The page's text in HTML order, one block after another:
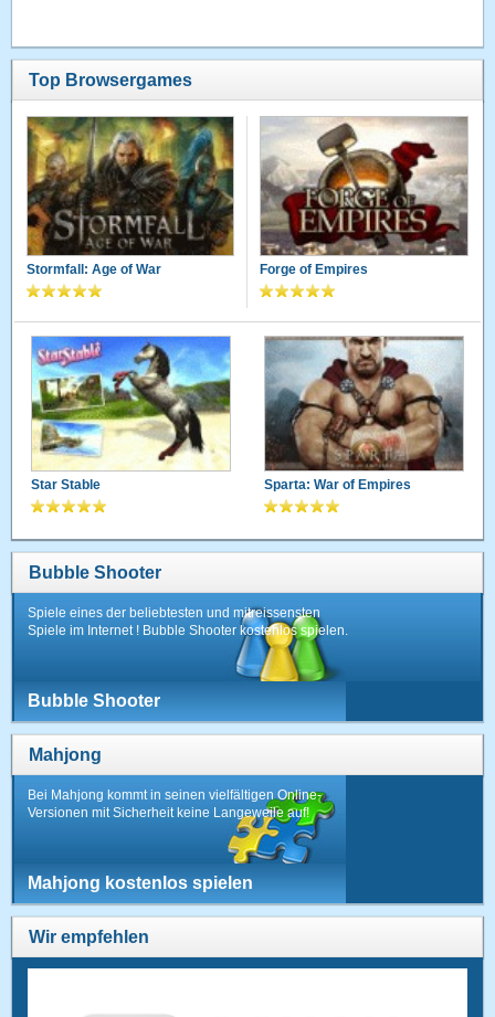
Top Browsergames
Stormfall: Age of War Forge of Empires
Star Stable Sparta: War of Empires
Bubble Shooter
Spiele eines der beliebtesten und mitreissensten
Spiele im Internet ! Bubble Shooter kostenlos spielen.
Bubble Shooter
Mahjong
Bei Mahjong kommt in seinen vielfältigen Online-
Versionen mit Sicherheit keine Langeweile auf!
Mahjong kostenlos spielen
Wir empfehlen